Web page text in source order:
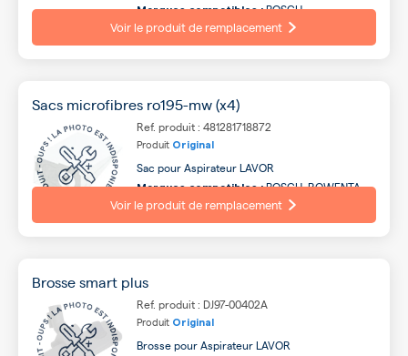
Marques compatibles :BOSCH,
ELECTROLUX, SIEMENS, AEG, TORNADO, LG,
PROGRESS, HOOVER, DELONGHI, IROBOT ...
Voir le produit de remplacement
Sacs microfibres ro195-mw (x4)
Ref. produit : 481281718872
Produit Original
Sac pour Aspirateur LAVOR
Marques compatibles :BOSCH, ROWENTA,
DELONGHI, AQUAVAC, SIEMENS, KARCHER,
DEXTER, LAVOR, FIRSTLINE, PRIVILEG ...
Voir le produit de remplacement
Brosse smart plus
Ref. produit : DJ97-00402A
Produit Original
Brosse pour Aspirateur LAVOR